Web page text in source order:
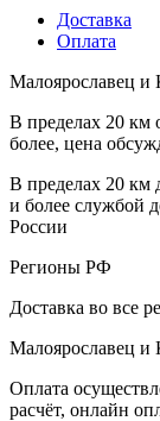
Доставка
Оплата
Малоярославец и
В пределах 20 км
более, цена
В пределах 20 км
и более службой
России
Регионы РФ
Доставка во все
Малоярославец и
Оплата
расчёт, онлайн